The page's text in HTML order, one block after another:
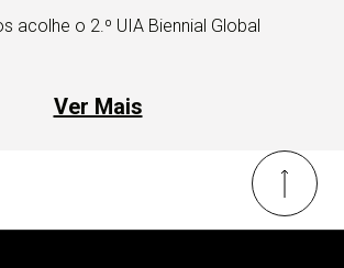
acolhe o 2.º UIA Biennial Global
Ver Mais